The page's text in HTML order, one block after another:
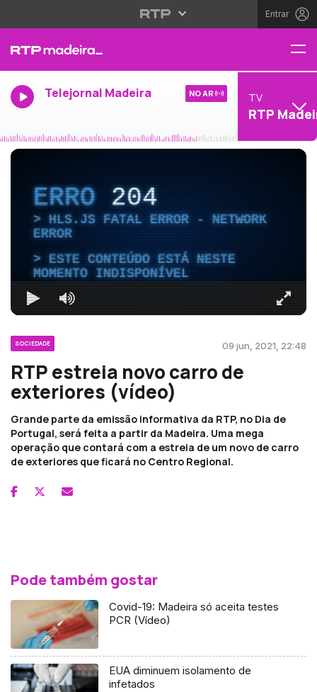
Entrar
Telejornal Madeira NO AR TV
RTP
ERRO204
HLS.JS FATAL ERROR - NETWORK
ERROR
ESTE CONTEÚDO ESTÁ NESTE
MOMENTO INDISPONÍVEL
SOCIEDADE 09 jun, 2021, 22:48
RTP estreia novo carro de
exteriores (vídeo)
Grande parte da emissão informativa da RTP, no Dia de
Portugal, será feita a partir da Madeira. Uma mega
operação que contará com a estreia de um novo de carro
de exteriores que ficará no Centro Regional.
Pode também gostar
Covid-19: Madeira só aceita testes
PCR (Vídeo)
EUA diminuem isolamento de
infetados